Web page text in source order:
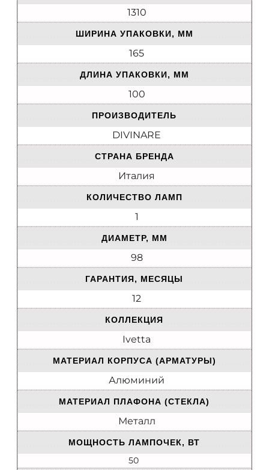
1310
ШИРИНА УПАКОВКИ, ММ
165
ДЛИНА УПАКОВКИ, ММ
100
ПРОИЗВОДИТЕЛЬ
DIVINARE
СТРАНА БРЕНДА
Италия
КОЛИЧЕСТВО ЛАМП
1
ДИАМЕТР, ММ
98
ГАРАНТИЯ, МЕСЯЦЫ
12
КОЛЛЕКЦИЯ
Ivetta
МАТЕРИАЛ КОРПУСА (АРМАТУРЫ)
Алюминий
МАТЕРИАЛ ПЛАФОНА (СТЕКЛА)
Металл
МОЩНОСТЬ ЛАМПОЧЕК, ВТ
50